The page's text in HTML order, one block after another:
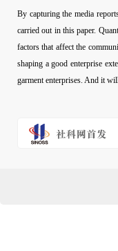
By capturing the media
carried out in this paper.
factors that affect the
shaping a good enterprise
garment enterprises. And it